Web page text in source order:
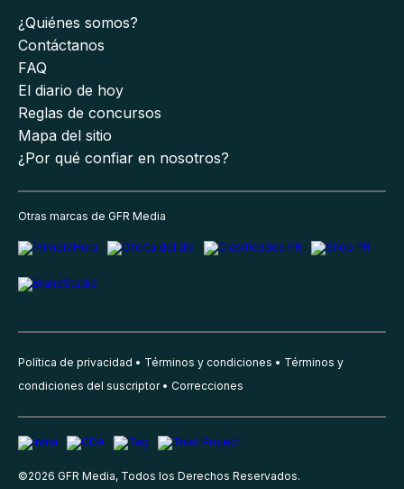
¿Quiénes somos?
Contáctanos
FAQ
El diario de hoy
Reglas de concursos
Mapa del sitio
¿Por qué confiar en nosotros?
Otras marcas de GFR Media
Política de privacidad Términos y condiciones
Términos y
condiciones del suscriptor
Correcciones
©2026 GFR Media, Todos los Derechos Reservados.